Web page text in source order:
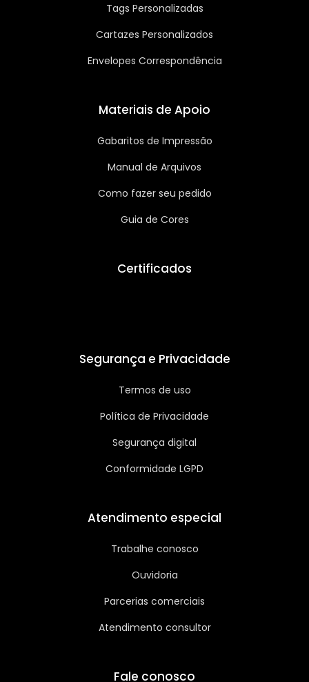
Tags Personalizadas
Cartazes Personalizados
Envelopes Correspondência
Materiais de Apoio
Gabaritos de Impressão
Manual de Arquivos
Como fazer seu pedido
Guia de Cores
Certificados
Segurança e Privacidade
Termos de uso
Política de Privacidade
Segurança digital
Conformidade LGPD
Atendimento especial
Trabalhe conosco
Ouvidoria
Parcerias comerciais
Atendimento consultor
Fale conosco